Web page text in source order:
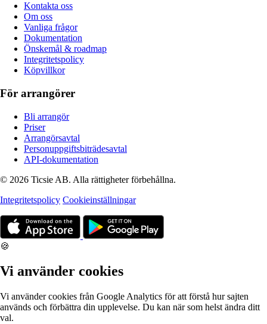
Kontakta oss
Om oss
Vanliga frågor
Dokumentation
Önskemål & roadmap
Integritetspolicy
Köpvillkor
För arrangörer
Bli arrangör
Priser
Arrangörsavtal
Personuppgiftsbiträdesavtal
API-dokumentation
© 2026 Ticsie AB. Alla rättigheter förbehållna.
Integritetspolicy Cookieinställningar
🍪
Vi använder cookies
Vi använder cookies från Google Analytics för att förstå hur sajten
används och förbättra din upplevelse. Du kan när som helst ändra ditt
val.